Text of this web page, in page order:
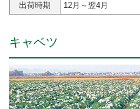
出荷時期
12月～翌4月
キャベツ